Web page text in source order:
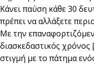
Κάνει παύση κάθε 30
πρέπει να αλλάξετε
Με την
διασκεδαστικός χρόνος
στιγμή με το πάτημα